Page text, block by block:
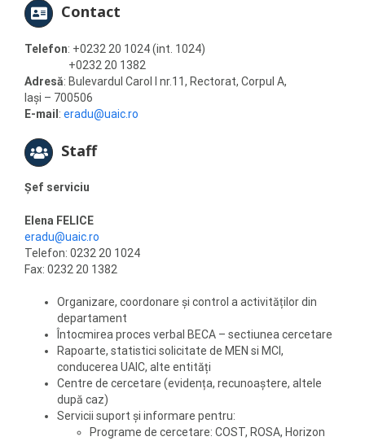
Contact
Telefon: +0232 20 1024 (int. 1024)
+0232 20 1382
Adresă: Bulevardul Carol I nr.11, Rectorat, Corpul A,
Iaşi – 700506
E-mail: eradu@uaic.ro
Staff
Şef serviciu
Elena FELICE
eradu@uaic.ro
Telefon: 0232 20 1024
Fax: 0232 20 1382
Organizare, coordonare și control a activităților din
departament
Întocmirea proces verbal BECA – sectiunea cercetare
Rapoarte, statistici solicitate de MEN si MCI,
conducerea UAIC, alte entități
Centre de cercetare (evidența, recunoaștere, altele
după caz)
Servicii suport și informare pentru:
Programe de cercetare: COST, ROSA, Horizon